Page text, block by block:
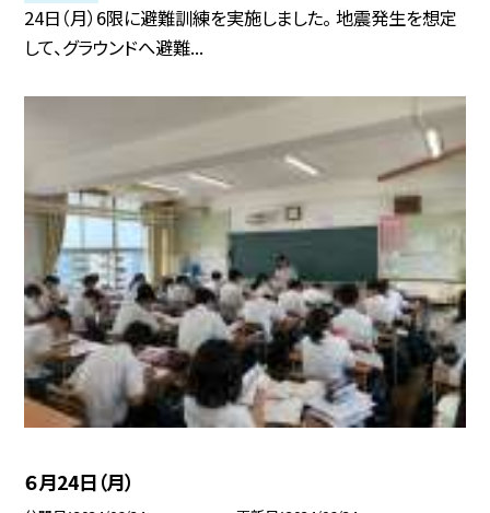
24日（月）6限に避難訓練を実施しました。 地震発生を想定
して、グラウンドへ避難...
６月24日（月）